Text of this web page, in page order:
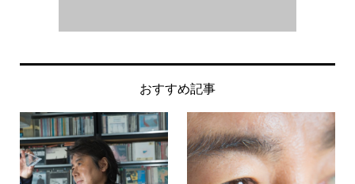
おすすめ記事